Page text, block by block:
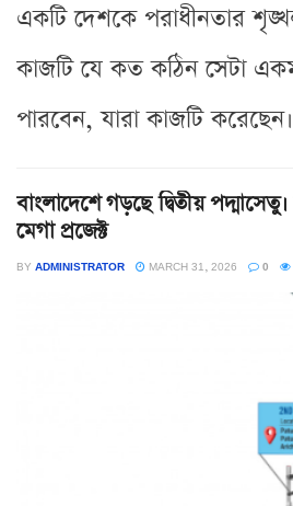
একটি দেশকে পরাধীনতার
কাজটি যে কত কঠিন সেটা
পারবেন, যারা কাজটি
বাংলাদেশে গড়ছে দ্বিতীয়
মেগা প্রজেক্ট
BY ADMINISTRATOR MARCH 31, 2026 0